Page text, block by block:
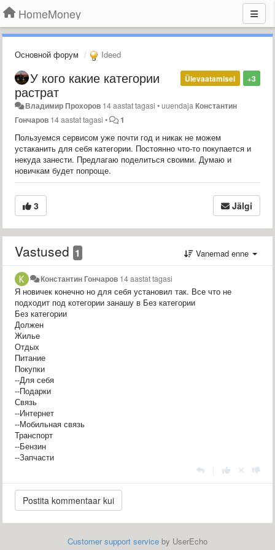
HomeMoney
Основной форум Ideed
+3
Ülevaatamisel
У кого какие категории
растрат
Владимир Прохоров 14 aastat tagasi •uuendajaКонстантин
Гончаров 14 aastat tagasi • 1
Пользуемся сервисом уже почти год и никак не можем
устаканить для себя категории. Постоянно что-то покупается и
некуда занести. Предлагаю поделиться своими. Думаю и
новичкам будет попроще.
3 Jälgi
Vastused 1 Vanemad enne
Константин Гончаров 14 aastat tagasi
Я новичек конечно но для себя установил так. Все что не
подходит под котегории занашу в Без категории
Без категории
Должен
Жилье
Отдых
Питание
Покупки
--Для себя
--Подарки
Связь
--Интернет
--Мобильная связь
Транспорт
--Бензин
--Запчасти
Customer support service by UserEcho